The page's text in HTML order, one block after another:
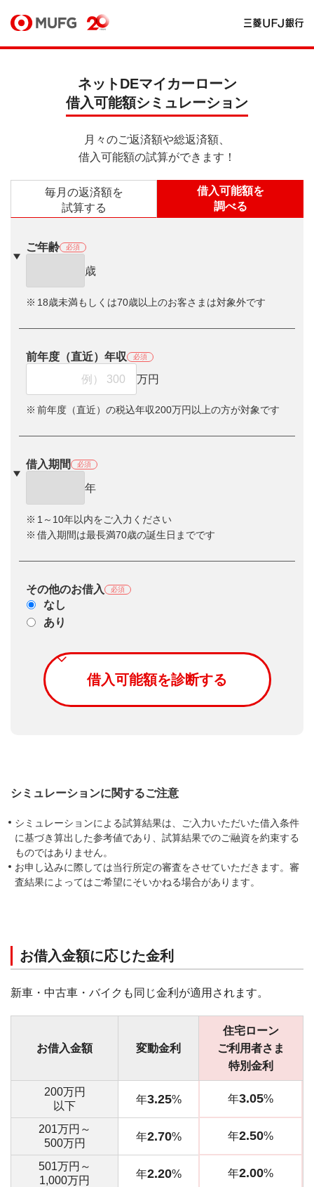
ネットDEマイカーローン
借入可能額シミュレーション
月々のご返済額や総返済額、
借入可能額の試算ができます！
毎月の返済額を
試算する
借入可能額を
調べる
ご年齢 必須
歳
18歳未満もしくは70歳以上のお客さまは対象外です
前年度（直近）年収 必須
万円
前年度（直近）の税込年収200万円以上の方が対象です
借入期間 必須
年
1～10年以内をご入力ください
借入期間は最長満70歳の誕生日までです
その他のお借入 必須
なし
あり
シミュレーションに関するご注意
シミュレーションによる試算結果は、ご入力いただいた借入条件
に基づき算出した参考値であり、試算結果でのご融資を約束する
ものではありません。
お申し込みに際しては当行所定の審査をさせていただきます。審
査結果によってはご希望にそいかねる場合があります。
お借入金額に応じた金利
新車・中古車・バイクも同じ金利が適用されます。
お借入金額 変動金利
住宅ローン
ご利用者さま
特別金利
200万円
以下
年3.25% 年3.05%
201万円～
500万円
年2.70% 年2.50%
501万円～
1,000万円
年2.20% 年2.00%